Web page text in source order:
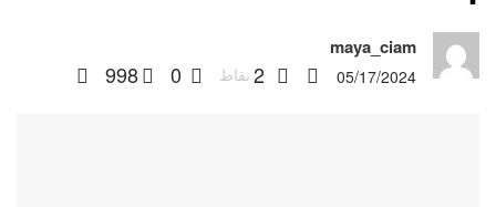
maya_ciam
05/17/2024
2 نقاط 0
998